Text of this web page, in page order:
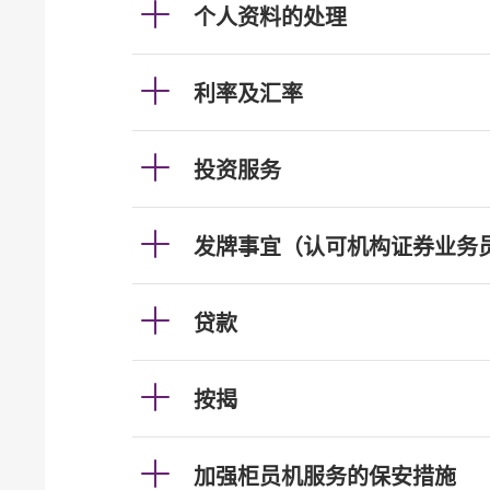
个人资料的处理
利率及汇率
投资服务
发牌事宜（认可机构证券业务
贷款
按揭
加强柜员机服务的保安措施